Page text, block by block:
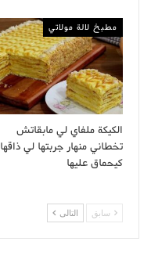
مطبخ لالة مولاتي
الكيكة ملفاي لي مابقاتش
تخطاني منهار جربتها لي ذاقها
كيحماق عليها
سابق التالى